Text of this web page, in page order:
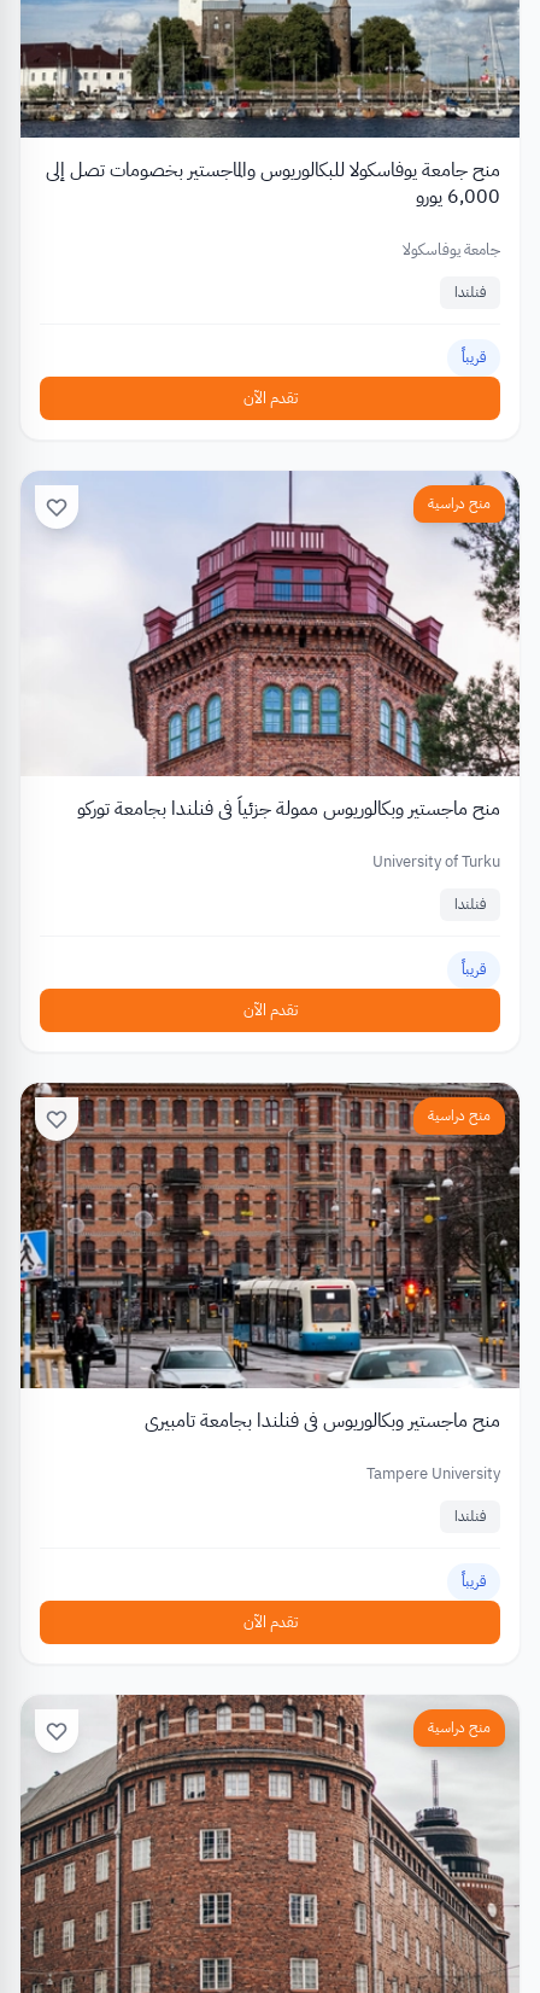
منح جامعة يوفاسكولا للبكالوريوس والماجستير بخصومات تصل إلى
6,000 يورو
جامعة يوفاسكولا
فنلندا
قريباً
تقدم الآن
منح دراسية
منح ماجستير وبكالوريوس ممولة جزئياً في فنلندا بجامعة توركو
University of Turku
فنلندا
قريباً
تقدم الآن
منح دراسية
منح ماجستير وبكالوريوس في فنلندا بجامعة تامبيري
Tampere University
فنلندا
قريباً
تقدم الآن
منح دراسية